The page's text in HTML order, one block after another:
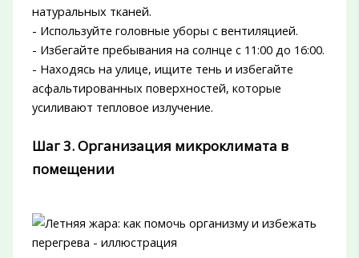
натуральных тканей.
- Используйте головные уборы с вентиляцией.
- Избегайте пребывания на солнце с 11:00 до 16:00.
- Находясь на улице, ищите тень и избегайте
асфальтированных поверхностей, которые
усиливают тепловое излучение.
Шаг 3. Организация микроклимата в
помещении